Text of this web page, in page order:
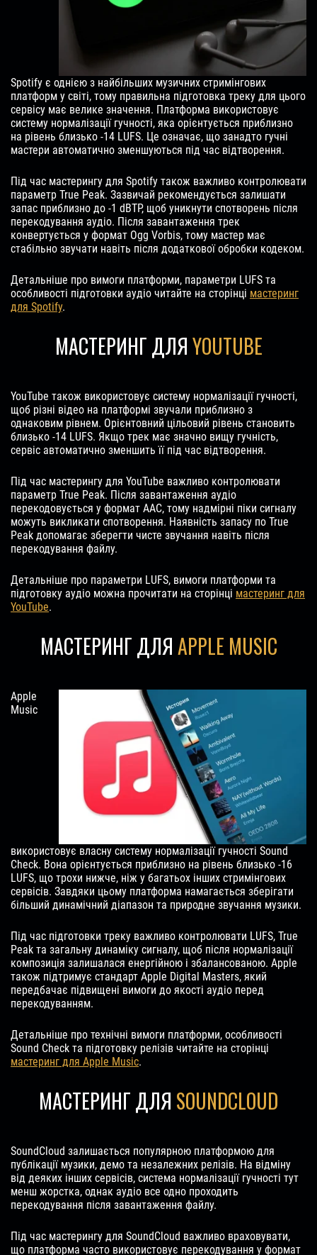
Spotify є однією з найбільших музичних стримінгових
платформ у світі, тому правильна підготовка треку для цього
сервісу має велике значення. Платформа використовує
систему нормалізації гучності, яка орієнтується приблизно
на рівень близько -14 LUFS. Це означає, що занадто гучні
мастери автоматично зменшуються під час відтворення.
Під час мастерингу для Spotify також важливо контролювати
параметр True Peak. Зазвичай рекомендується залишати
запас приблизно до -1 dBTP, щоб уникнути спотворень після
перекодування аудіо. Після завантаження трек
конвертується у формат Ogg Vorbis, тому мастер має
стабільно звучати навіть після додаткової обробки кодеком.
Детальніше про вимоги платформи, параметри LUFS та
особливості підготовки аудіо читайте на сторінці мастеринг
для Spotify.
МАСТЕРИНГ ДЛЯYOUTUBE
YouTube також використовує систему нормалізації гучності,
щоб різні відео на платформі звучали приблизно з
однаковим рівнем. Орієнтовний цільовий рівень становить
близько -14 LUFS. Якщо трек має значно вищу гучність,
сервіс автоматично зменшить її під час відтворення.
Під час мастерингу для YouTube важливо контролювати
параметр True Peak. Після завантаження аудіо
перекодовується у формат AAC, тому надмірні піки сигналу
можуть викликати спотворення. Наявність запасу по True
Peak допомагає зберегти чисте звучання навіть після
перекодування файлу.
Детальніше про параметри LUFS, вимоги платформи та
підготовку аудіо можна прочитати на сторінці мастеринг для
YouTube.
МАСТЕРИНГ ДЛЯAPPLE MUSIC
Apple
Music
використовує власну систему нормалізації гучності Sound
Check. Вона орієнтується приблизно на рівень близько -16
LUFS, що трохи нижче, ніж у багатьох інших стримінгових
сервісів. Завдяки цьому платформа намагається зберігати
більший динамічний діапазон та природне звучання музики.
Під час підготовки треку важливо контролювати LUFS, True
Peak та загальну динаміку сигналу, щоб після нормалізації
композиція залишалася енергійною і збалансованою. Apple
також підтримує стандарт Apple Digital Masters, який
передбачає підвищені вимоги до якості аудіо перед
перекодуванням.
Детальніше про технічні вимоги платформи, особливості
Sound Check та підготовку релізів читайте на сторінці
мастеринг для Apple Music.
МАСТЕРИНГ ДЛЯ SOUNDCLOUD
SoundCloud залишається популярною платформою для
публікації музики, демо та незалежних релізів. На відміну
від деяких інших сервісів, система нормалізації гучності тут
менш жорстка, однак аудіо все одно проходить
перекодування після завантаження файлу.
Під час мастерингу для SoundCloud важливо враховувати,
що платформа часто використовує перекодування у формат